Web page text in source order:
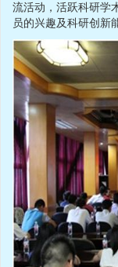
流活动，活跃科研学
员的兴趣及科研创新